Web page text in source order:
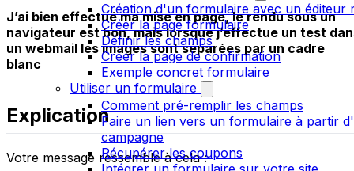
Création d'un formulaire avec un éditeur
Créer la page formulaire
Définir les champs
Créer la page de confirmation
Exemple concret formulaire
Utiliser un formulaire
Comment pré-remplir les champs
Faire un lien vers un formulaire à partir
campagne
Récupérer les coupons
J’ai bien effectué ma mise en page, le rendu sous un
navigateur est bon, mais lorsque j’effectue un test
un webmail les images sont séparées par un cadre
blanc
Explication
Votre message ressemble à cela :